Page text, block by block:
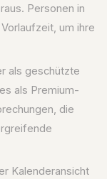
Personen in
um ihre
als geschützte
als Premium-
die
Kalenderansicht